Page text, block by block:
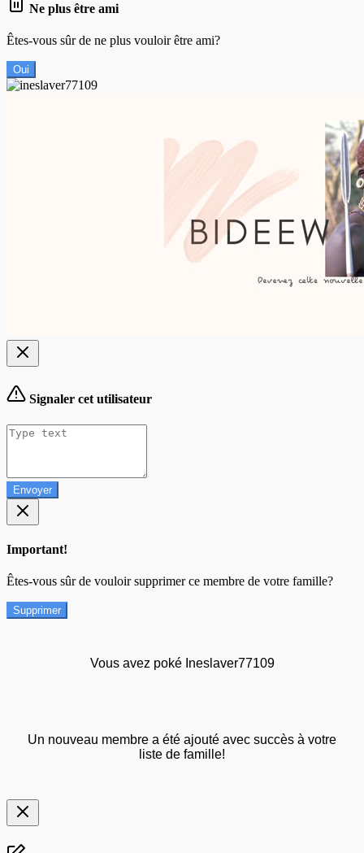
Ne plus être ami
Êtes-vous sûr de ne plus vouloir être ami?
Oui
Signaler cet utilisateur
Envoyer
Important!
Êtes-vous sûr de vouloir supprimer ce membre de votre famille?
Supprimer
Vous avez poké Ineslaver77109
Un nouveau membre a été ajouté avec succès à votre
liste de famille!